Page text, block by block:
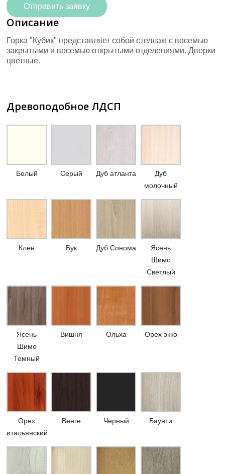
Отправить заявку
Описание
Горка "Кубик" представляет собой стеллаж с восемью
закрытыми и восемью открытыми отделениями. Дверки
цветные.
Древоподобное ЛДСП
Белый Серый Дуб атланта
Дуб
молочный
Клен Бук Дуб Сонома
Ясень
Шимо
Светлый
Ясень
Шимо
Темный
Вишня Ольха Орех экко
Орех
итальянский
Венге Черный Баунти